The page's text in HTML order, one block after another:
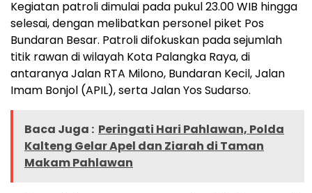
Kegiatan patroli dimulai pada pukul 23.00 WIB hingga
selesai, dengan melibatkan personel piket Pos
Bundaran Besar. Patroli difokuskan pada sejumlah
titik rawan di wilayah Kota Palangka Raya, di
antaranya Jalan RTA Milono, Bundaran Kecil, Jalan
Imam Bonjol (APIL), serta Jalan Yos Sudarso.
Baca Juga : Peringati Hari Pahlawan, Polda
Kalteng Gelar Apel dan Ziarah di Taman
Makam Pahlawan